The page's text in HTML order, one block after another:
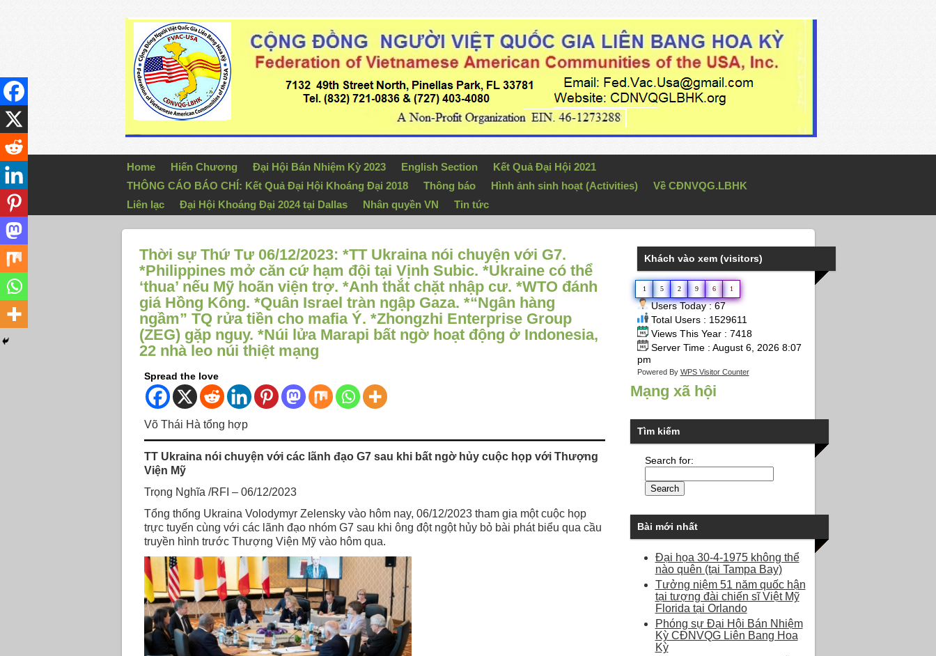
Home Hiến Chương Đại Hội Bán Nhiệm Kỳ 2023 English Section
Kết Quả Đại Hội 2021
THÔNG CÁO BÁO CHÍ: Kết Quả Đại Hội Khoáng Đại 2018
Thông báo Hình ảnh sinh hoạt (Activities)
Về CĐNVQG.LBHK
Liên lạc
Đại Hội Khoáng Đại 2024 tại Dallas Nhân quyền VN Tin tức
Thời sự Thứ Tư 06/12/2023: *TT Ukraina nói chuyện với G7.
*Philippines mở căn cứ hạm đội tại Vịnh Subic. *Ukraine có thể
‘thua’ nếu Mỹ hoãn viện trợ. *Anh thắt chặt nhập cư. *WTO đánh
giá Hồng Kông. *Quân Israel tràn ngập Gaza. *“Ngân hàng
ngầm” TQ rửa tiền cho mafia Ý. *Zhongzhi Enterprise Group
(ZEG) gặp nguy. *Núi lửa Marapi bất ngờ hoạt động ở Indonesia,
22 nhà leo núi thiệt mạng
Spread the love
Võ Thái Hà tổng hợp
TT Ukraina nói chuyện với các lãnh đạo G7 sau khi bất ngờ hủy cuộc họp với Thượng
Viện Mỹ
Trọng Nghĩa /RFI – 06/12/2023
Tổng thống Ukraina Volodymyr Zelensky vào hôm nay, 06/12/2023 tham gia một cuộc họp
trực tuyến cùng với các lãnh đạo nhóm G7 sau khi ông đột ngột hủy bỏ bài phát biểu qua cầu
truyền hình trước Thượng Viện Mỹ vào hôm qua.
Khách vào xem (visitors)
1 5 2 9 6 1
Users Today : 67
Total Users : 1529611
Views This Year : 7418
Server Time : August 6, 2026 8:07
pm
Powered By WPS Visitor Counter
Mạng xã hội
Tìm kiếm
Search for:
Bài mới nhất
Đại họa 30-4-1975 không thể
nào quên (tại Tampa Bay)
Tưởng niệm 51 năm quốc hận
tại tượng đài chiến sĩ Việt Mỹ
Florida tại Orlando
Phóng sự Đại Hội Bán Nhiệm
Kỳ CĐNVQG Liên Bang Hoa
Kỳ